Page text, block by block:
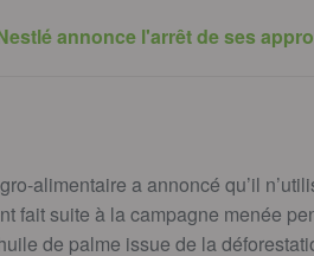
annonce l'arrêt de ses
alimentaire a annoncé qu’il
fait suite à la campagne menée
de palme issue de la